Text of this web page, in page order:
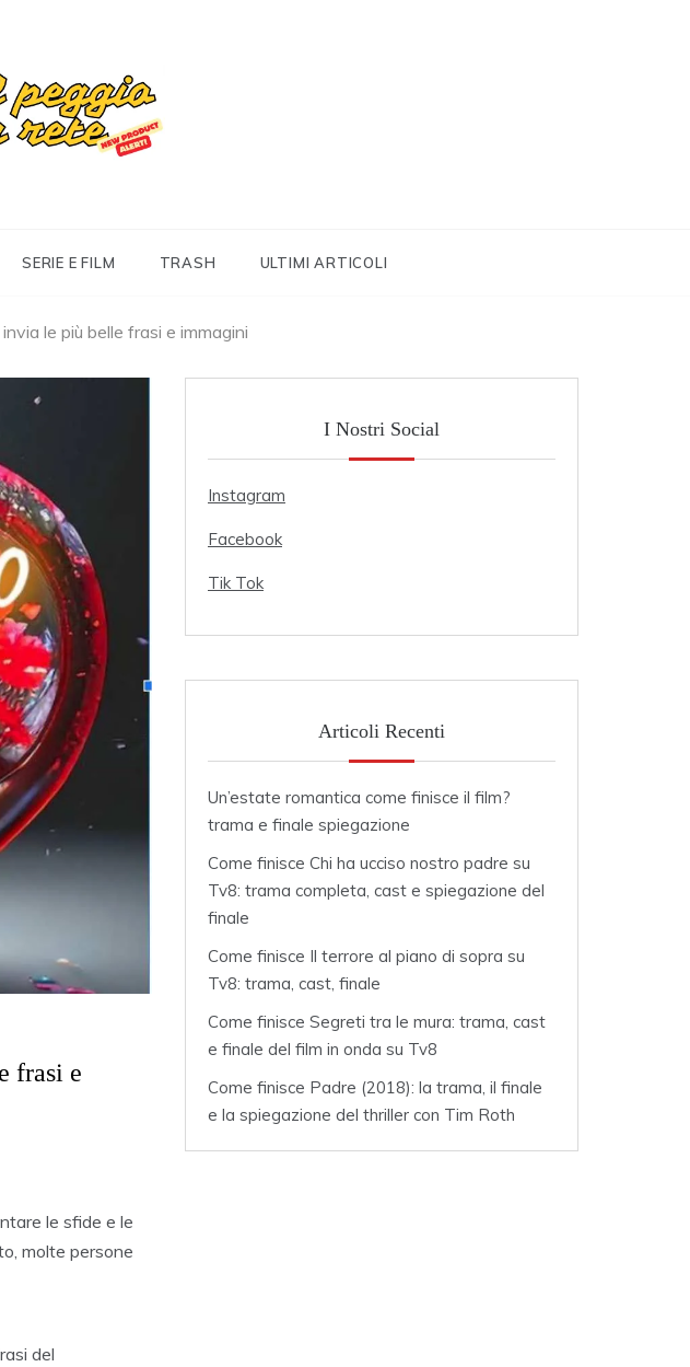
SERIE E FILM TRASH ULTIMI ARTICOLI
le più belle frasi e immagini
frasi e
le sfide e le
molte persone
del
I Nostri Social
Instagram
Facebook
Tik Tok
Articoli Recenti
Un’estate romantica come finisce il film?
trama e finale spiegazione
Come finisce Chi ha ucciso nostro padre su
Tv8: trama completa, cast e spiegazione del
finale
Come finisce Il terrore al piano di sopra su
Tv8: trama, cast, finale
Come finisce Segreti tra le mura: trama, cast
e finale del film in onda su Tv8
Come finisce Padre (2018): la trama, il finale
e la spiegazione del thriller con Tim Roth